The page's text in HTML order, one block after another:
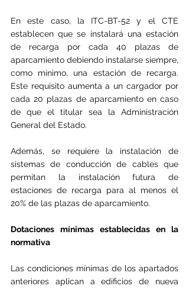
En este caso, la ITC-BT-52 y el CTE
establecen que se instalará una estación
de recarga por cada 40 plazas de
aparcamiento debiendo instalarse siempre,
como mínimo, una estación de recarga.
Este requisito aumenta a un cargador por
cada 20 plazas de aparcamiento en caso
de que el titular sea la Administración
General del Estado.
Además, se requiere la instalación de
sistemas de conducción de cables que
permitan la instalación futura de
estaciones de recarga para al menos el
20% de las plazas de aparcamiento.
Dotaciones mínimas establecidas en la
normativa
Las condiciones mínimas de los apartados
anteriores aplican a edificios de nueva